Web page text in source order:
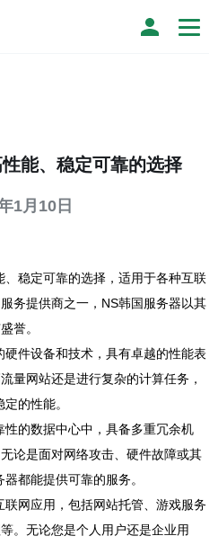
能、稳定可靠的选择
1月10日
稳定可靠的选择，适用于各种互联
务提供商之一，NS韩国服务器以其
誉。
硬件设备和技术，具有卓越的性能表
量网站还是进行复杂的计算任务，
的性能。
性的数据中心中，具备多重冗余机
论是面对网络攻击、硬件故障或其
都能提供可靠的服务。
网应用，包括网站托管、游戏服务
。无论您是个人用户还是企业用